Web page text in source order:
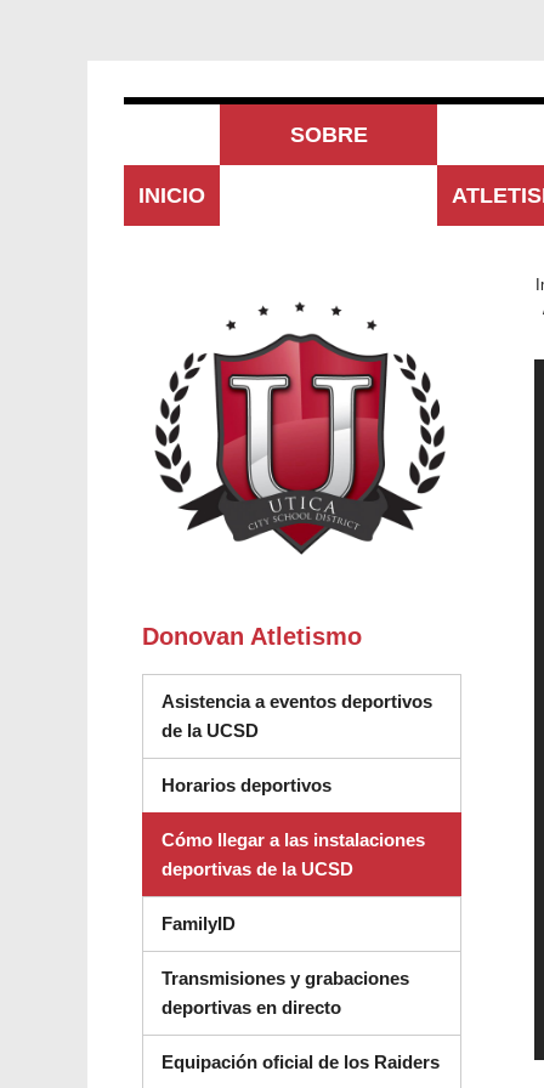
INICIO
SOBRE
Donovan Atletismo
Asistencia a eventos deportivos
de la UCSD
Horarios deportivos(se abre en una nueva
Cómo llegar a las instalaciones
deportivas de la UCSD
FamilyID
Transmisiones y grabaciones
deportivas en directo
Equipación oficial de los Raiders